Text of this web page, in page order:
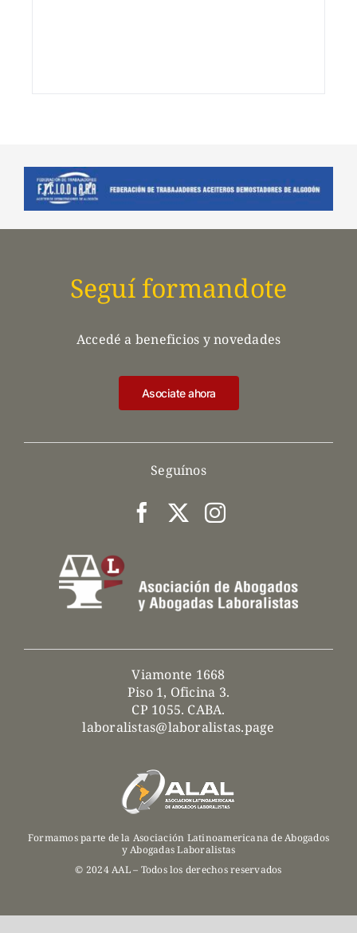
Viamonte 1668
Piso 1, Oficina 3.
CP 1055. CABA.
laboralistas@laboralistas.page
Seguínos
Seguí formandote
Accedé a beneficios y novedades
Asociate ahora
Formamos parte de la Asociación Latinoamericana de Abogados
y Abogadas Laboralistas
© 2024 AAL – Todos los derechos reservados